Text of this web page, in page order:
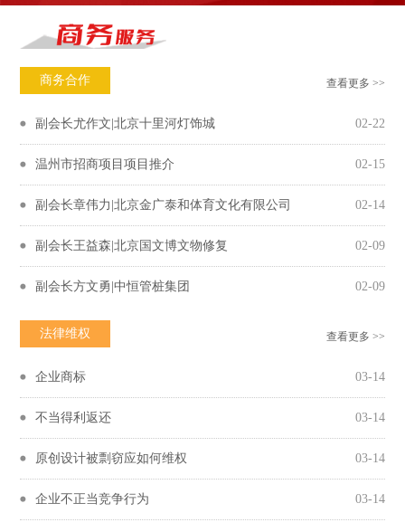
商务合作 查看更多 >>
副会长尤作文|北京十里河灯饰城 02-22
温州市招商项目项目推介 02-15
副会长章伟力|北京金广泰和体育文化有限公司 02-14
副会长王益森|北京国文博文物修复 02-09
副会长方文勇|中恒管桩集团 02-09
法律维权 查看更多 >>
企业商标 03-14
不当得利返还 03-14
原创设计被剽窃应如何维权 03-14
企业不正当竞争行为 03-14